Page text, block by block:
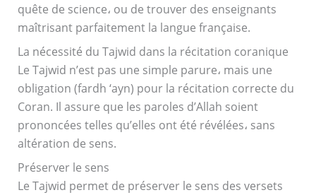
quête de science، ou de trouver des enseignants
maîtrisant parfaitement la langue française.
La nécessité du Tajwid dans la récitation coranique
Le Tajwid n’est pas une simple parure، mais une
obligation (fardh ‘ayn) pour la récitation correcte du
Coran. Il assure que les paroles d’Allah soient
prononcées telles qu’elles ont été révélées، sans
altération de sens.
Préserver le sens
Le Tajwid permet de préserver le sens des versets